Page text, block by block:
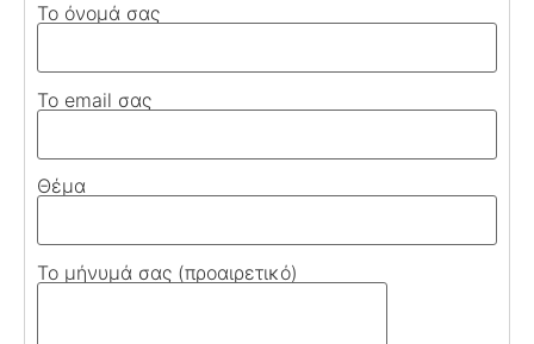
Το όνομά σας
Το email σας
Θέμα
Το μήνυμά σας (προαιρετικό)